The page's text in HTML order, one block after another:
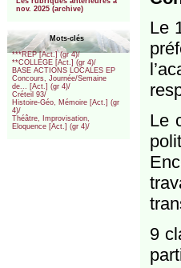
nov. 2025 (archive)
Mots-clés
***REP [Act.] (gr 4)/
**COLLEGE [Act.] (gr 4)/
BASE ACTIONS LOCALES EP
Concours, Journée/Semaine
de... [Act.] (gr 4)/
Créteil 93/
Histoire-Géo, Mémoire [Act.] (gr
4)/
Théâtre, Improvisation,
Eloquence [Act.] (gr 4)/
Le
Le
9